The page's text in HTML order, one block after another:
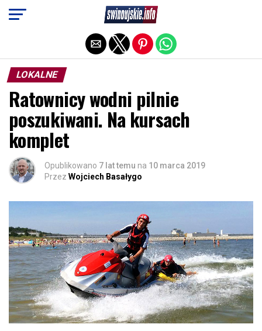
LOKALNE
Ratownicy wodni pilnie
poszukiwani. Na kursach
komplet
Opublikowano 7 lat temu na 10 marca 2019
Przez Wojciech Basałygo
Exit mobile version